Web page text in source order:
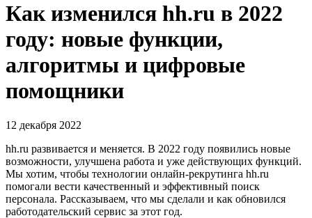
Как изменился hh.ru в 2022
году: новые функции,
алгоритмы и цифровые
помощники
12 декабря 2022
hh.ru развивается и меняется. В 2022 году появились новые
возможности, улучшена работа и уже действующих функций.
Мы хотим, чтобы технологии онлайн-рекрутинга hh.ru
помогали вести качественный и эффективный поиск
персонала. Рассказываем, что мы сделали и как обновился
работодательский сервис за этот год.